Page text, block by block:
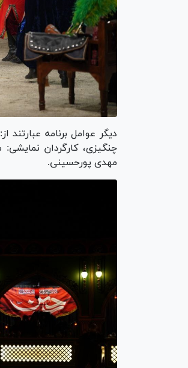
دیگر عوامل برنامه
چنگیزی، کارگردان نمایشی:
مهدی پورحسینی.